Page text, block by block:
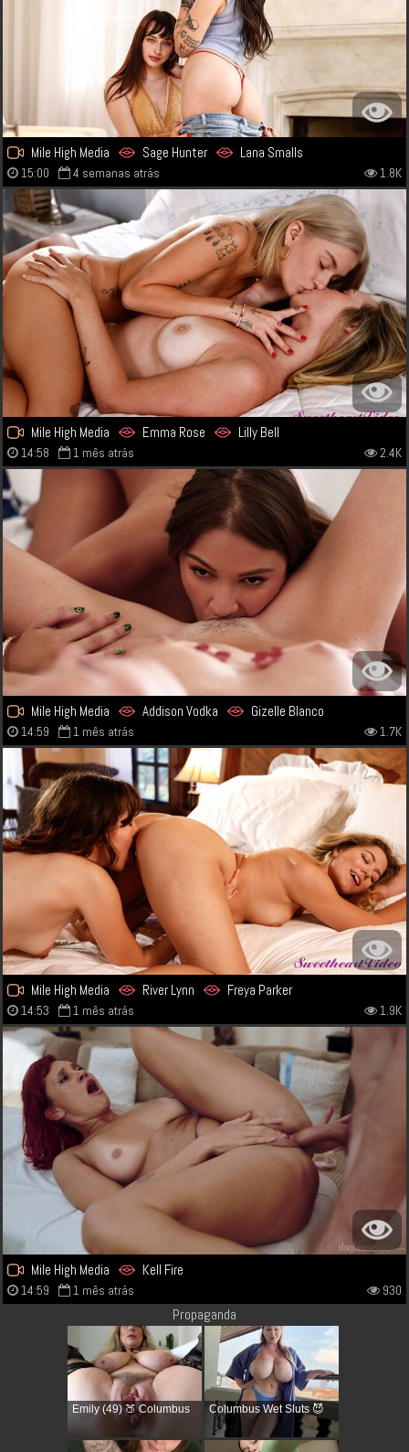
Mile High Media Sage Hunter Lana Smalls
15:00 4 semanas atrás 1.8K
Mile High Media Emma Rose Lilly Bell
14:58 1 mês atrás 2.4K
Mile High Media Addison Vodka Gizelle Blanco
14:59 1 mês atrás 1.7K
Mile High Media River Lynn Freya Parker
14:53 1 mês atrás 1.9K
Mile High Media Kell Fire
14:59 1 mês atrás 930
Propaganda
Emily (49) 🍑 Columbus Columbus Wet Sluts 😈